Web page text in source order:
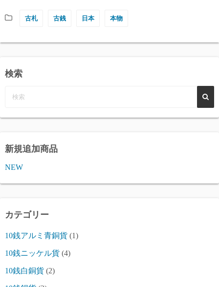
古札 古銭 日本 本物
検索
新規追加商品
NEW
カテゴリー
10銭アルミ青銅貨 (1)
10銭ニッケル貨 (4)
10銭白銅貨 (2)